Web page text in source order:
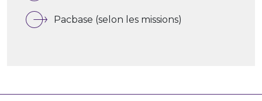
Pacbase (selon les missions)